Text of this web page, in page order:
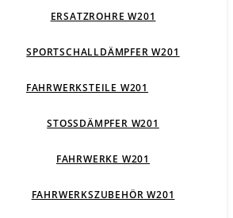
ERSATZROHRE W201
SPORTSCHALLDÄMPFER W201
FAHRWERKSTEILE W201
STOSSDÄMPFER W201
FAHRWERKE W201
FAHRWERKSZUBEHÖR W201